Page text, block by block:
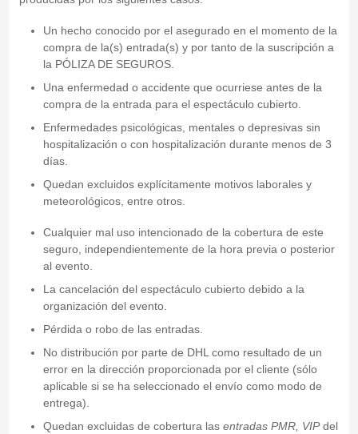
Un hecho conocido por el asegurado en el momento de la
compra de la(s) entrada(s) y por tanto de la suscripción a
la PÓLIZA DE SEGUROS.
Una enfermedad o accidente que ocurriese antes de la
compra de la entrada para el espectáculo cubierto.
Enfermedades psicológicas, mentales o depresivas sin
hospitalización o con hospitalización durante menos de 3
días.
Quedan excluidos explícitamente motivos laborales y
meteorológicos, entre otros.
Cualquier mal uso intencionado de la cobertura de este
seguro, independientemente de la hora previa o posterior
al evento.
La cancelación del espectáculo cubierto debido a la
organización del evento.
Pérdida o robo de las entradas.
No distribución por parte de DHL como resultado de un
error en la dirección proporcionada por el cliente (sólo
aplicable si se ha seleccionado el envío como modo de
entrega).
Quedan excluidas de cobertura las entradas PMR, VIPdel